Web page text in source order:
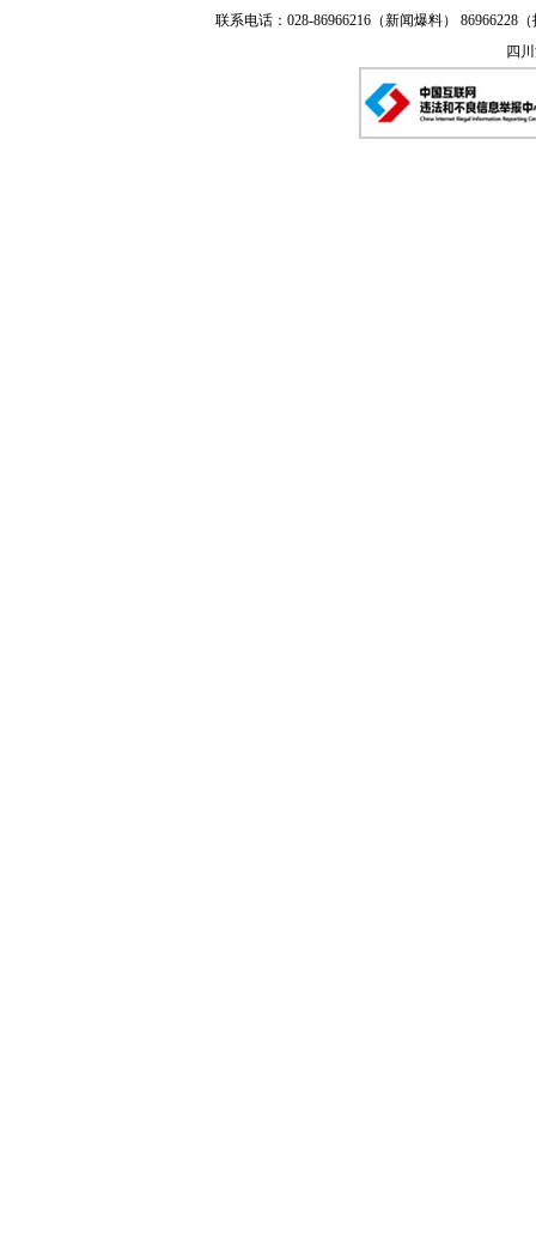
联系电话：028-86966216（新闻爆料） 86966228
四